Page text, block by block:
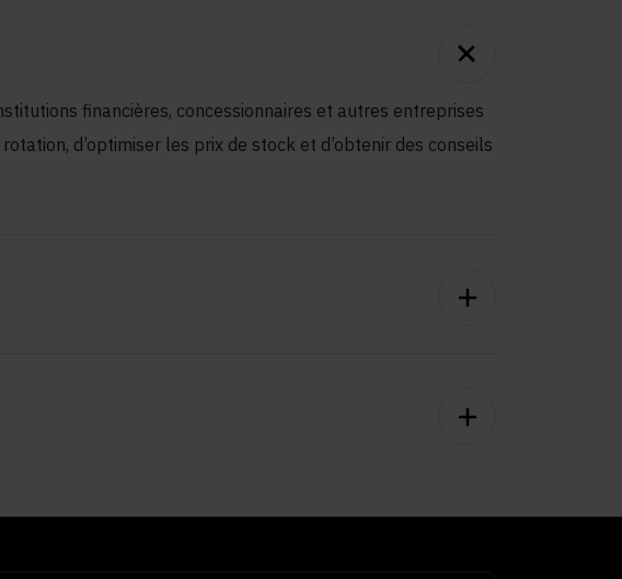
financières, concessionnaires et autres entreprises
d’optimiser les prix de stock et d’obtenir des conseils